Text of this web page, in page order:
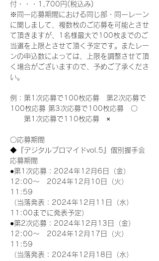
付・・・1,700円(税込み)
※同一応募期間における同じ部・同一レーン
に関しまして、複数枚のご応募を可能とさせ
て頂きますが、1名様最大で100枚までのご
当選を上限とさせて頂く予定です。またレー
ンの申込数によっては、上限を調整させて頂
く場合がございますので、予めご了承くださ
い。
例：第1次応募で100枚応募　第2次応募で
100枚応募 第3次応募で100枚応募　〇
第1次応募で110枚応募　×
〇応募期間
◆『デジタルブロマイドvol.5』個別握手会
応募期間
●第1次応募：2024年12月6日（金）
12:00～　2024年12月10日（火）
11:59
（当落発表：2024年12月11日（水）
11:00までに発表予定）
●第2次応募：2024年12月13日（金）
12:00～　2024年12月17日（火）
11:59
（当落発表：2024年12月18日（水）